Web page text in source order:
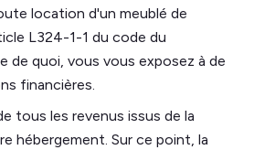
location d'un meublé de
L324-1-1 du code du
de quoi, vous vous exposez à de
financières.
tous les revenus issus de la
hébergement. Sur ce point, la